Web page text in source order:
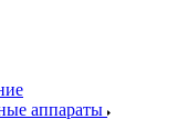
аппараты